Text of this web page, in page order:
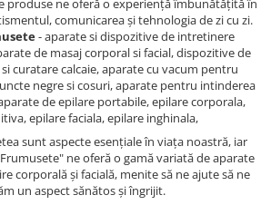
produse ne oferă o experiență îmbunătățită în
comunicarea și tehnologia de zi cu zi.
- aparate si dispozitive de intretinere
de masaj corporal si facial, dispozitive de
curatare calcaie, aparate cu vacum pentru
negre si cosuri, aparate pentru intinderea
de epilare portabile, epilare corporala,
epilare faciala, epilare inghinala,
sunt aspecte esențiale în viața noastră, iar
ne oferă o gamă variată de aparate
corporală și facială, menite să ne ajute să ne
un aspect sănătos și îngrijit.